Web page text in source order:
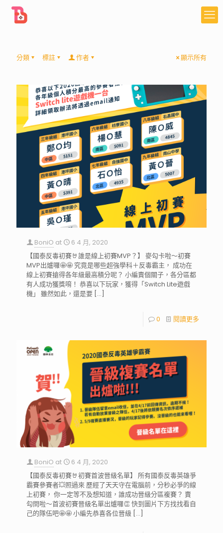
分類 標註 作者 顯示所有
BoniO at
6 4 月, 2020
【國泰反毒初賽🤘誰是線上初賽MVP？】 麥勾卡啦～初賽
MVP出爐囉🤩🤩 究竟是哪些超強學科＋反毒霸主， 成功在
線上初賽搶得各年級最高積分呢？ 小編賣個關子，各分區都
有人成功獲獎唷！ 恭喜以下玩家，獲得「Switch Lite遊戲
機」 雖然如此，還是要 […]
0 閱讀更多
BoniO at
6 4 月, 2020
【國泰反毒初賽🤘初賽首波晉級名單】 所有國泰反毒英雄爭
霸賽參賽者💥照過來 歷經了天天守在電腦前，分秒必爭的線
上初賽， 你一定等不及想知道，誰成功晉級分區複賽？ 賣
勾問啦～首波初賽晉級名單出爐囉👏 快到圖片下方找找看自
己的隊伍吧🤩🤩 小編先恭喜各位晉級 […]